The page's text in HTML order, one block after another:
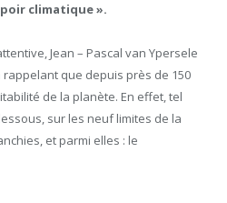
climatique ».
Jean – Pascal van Ypersele
que depuis près de 150
de la planète. En effet, tel
sur les neuf limites de la
et parmi elles : le